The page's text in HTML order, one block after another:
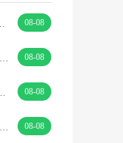
08-08
08-08
08-08
08-08